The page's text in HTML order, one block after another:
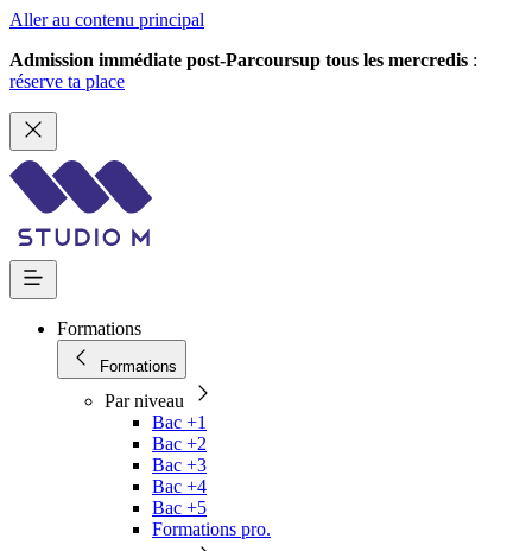
Aller au contenu principal
Admission immédiate post-Parcoursup tous les mercredis :
réserve ta place
Formations
Formations
Par niveau
Bac +1
Bac +2
Bac +3
Bac +4
Bac +5
Formations pro.